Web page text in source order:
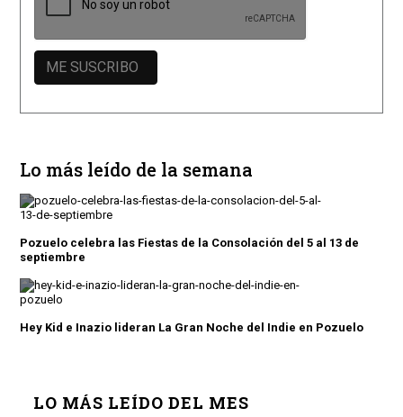
Lo más leído de la semana
Pozuelo celebra las Fiestas de la Consolación del 5 al 13 de
septiembre
Hey Kid e Inazio lideran La Gran Noche del Indie en Pozuelo
LO MÁS LEÍDO DEL MES